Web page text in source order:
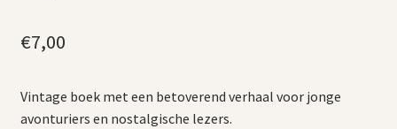
€7,00
Vintage boek met een betoverend verhaal voor jonge
avonturiers en nostalgische lezers.